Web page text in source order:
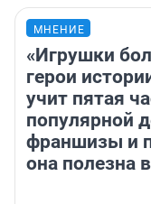
МНЕНИЕ
«Игрушки
герои
учит пятая
популярной
франшизы и
она полезна